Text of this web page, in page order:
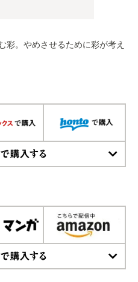
彩。やめさせるために彩が考え